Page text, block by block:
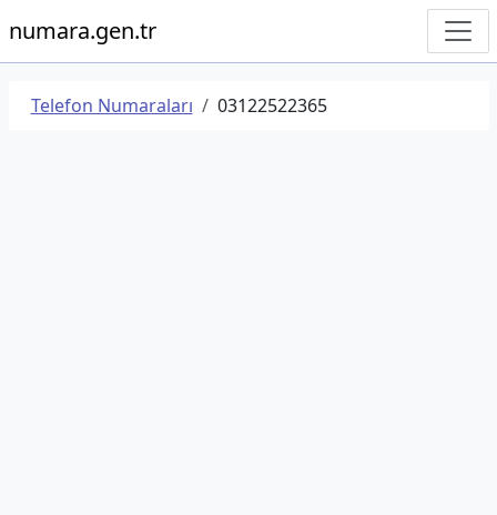
numara.gen.tr
Telefon Numaraları 03122522365